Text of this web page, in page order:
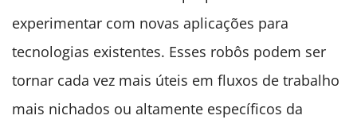
experimentar com novas aplicações para
tecnologias existentes. Esses robôs podem ser
tornar cada vez mais úteis em fluxos de trabalho
mais nichados ou altamente específicos da